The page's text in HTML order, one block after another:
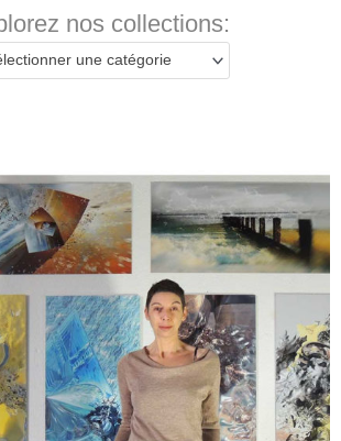
nos collections:
une catégorie